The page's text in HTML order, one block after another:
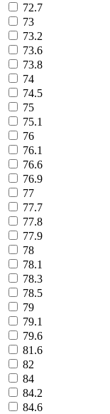
72.7
73
73.2
73.6
73.8
74
74.5
75
75.1
76
76.1
76.6
76.9
77
77.7
77.8
77.9
78
78.1
78.3
78.5
79
79.1
79.6
81.6
82
84
84.2
84.6